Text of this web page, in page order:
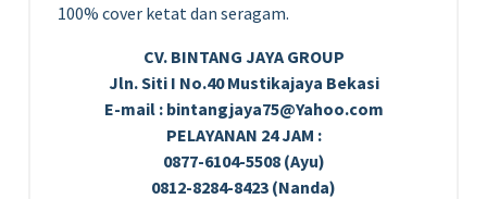
100% cover ketat dan seragam.
CV. BINTANG JAYA GROUP
Jln. Siti I No.40 Mustikajaya Bekasi
E-mail : bintangjaya75@Yahoo.com
PELAYANAN 24 JAM :
0877-6104-5508 (Ayu)
0812-8284-8423 (Nanda)